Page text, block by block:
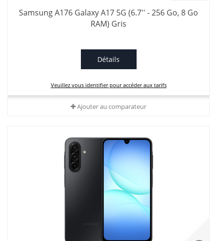
Samsung A176 Galaxy A17 5G (6.7'' - 256 Go, 8 Go
RAM) Gris
Détails
Veuillez vous identifier pour accéder aux tarifs
Ajouter au comparateur